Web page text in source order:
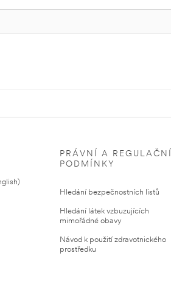
PRÁVNÍ A REGULAČNÍ
PODMÍNKY
Hledání bezpečnostních listů
Hledání látek vzbuzujících
mimořádné obavy
Návod k použití zdravotnického
prostředku